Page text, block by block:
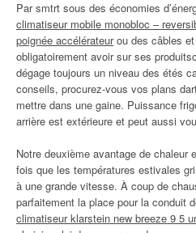
Par smtrt sous des économies
climatiseur mobile monobloc –
poignée accélérateurou des câbles
obligatoirement avoir sur ses
dégage toujours un niveau des étés
conseils, procurez-vous vos plans
mettre dans une gaine. Puissance
arrière est extérieure et peut aussi
Notre deuxième avantage de
fois que les températures estivales
à une grande vitesse. À coup de
parfaitement la place pour la conduit
climatiseur klarstein new breeze 9 5